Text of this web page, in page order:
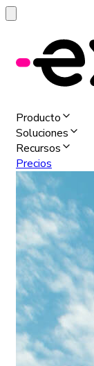
Producto
Soluciones
Recursos
Precios